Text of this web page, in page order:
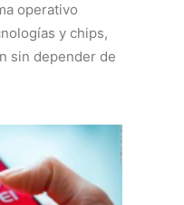
operativo
y chips,
sin depender de